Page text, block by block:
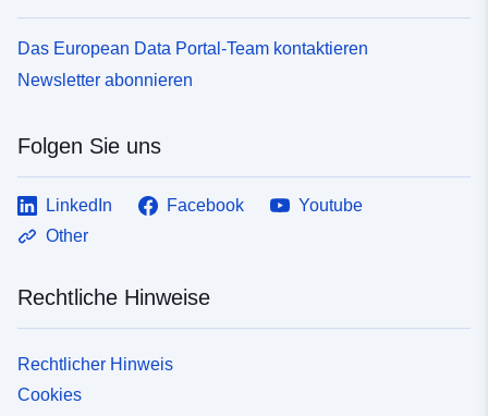
Das European Data Portal-Team kontaktieren
Newsletter abonnieren
Folgen Sie uns
LinkedIn Facebook
Youtube
Other
Rechtliche Hinweise
Rechtlicher Hinweis
Cookies